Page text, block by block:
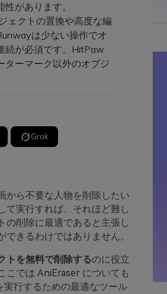
があります。
ェクトの置換や高度な編
は少ない操作でオ
続が必須です。HitPaw
ターマーク以外のオブジ
Grok
から不要な人物を削除したい
て実行すれば、それほど難し
の削除に最適であると主張し
きるわけではありません。
トを無料で削除するのに役立
こでは AniEraser についても
行するための最適なツール